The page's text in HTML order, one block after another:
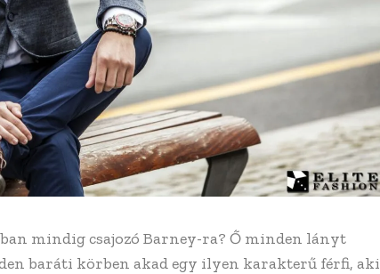
mindig csajozó Barney-ra? Ő minden lányt
baráti körben akad egy ilyen karakterű férfi, aki